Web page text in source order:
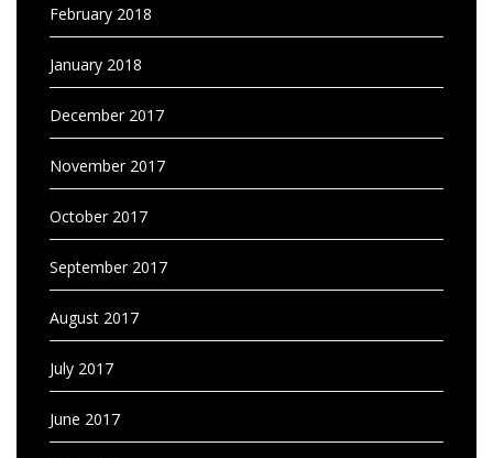
February 2018
January 2018
December 2017
November 2017
October 2017
September 2017
August 2017
July 2017
June 2017